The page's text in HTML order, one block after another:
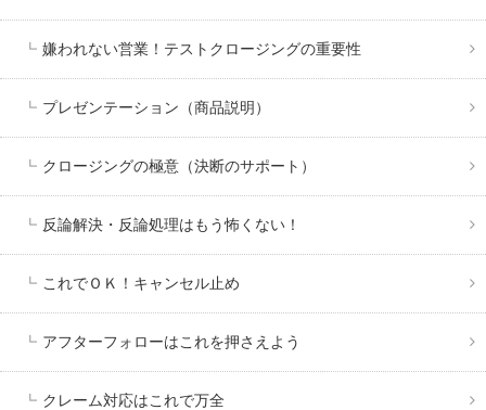
嫌われない営業！テストクロージングの重要性
プレゼンテーション（商品説明）
クロージングの極意（決断のサポート）
反論解決・反論処理はもう怖くない！
これでＯＫ！キャンセル止め
アフターフォローはこれを押さえよう
クレーム対応はこれで万全